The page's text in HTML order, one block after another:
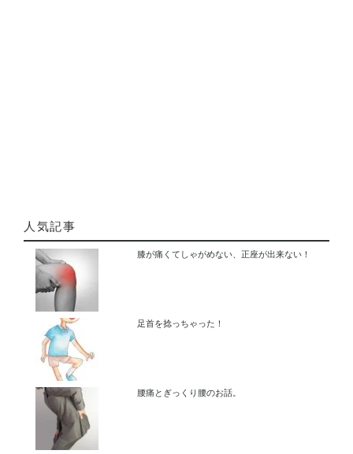
人気記事
膝が痛くてしゃがめない、正座が出来ない！
足首を捻っちゃった！
腰痛とぎっくり腰のお話。